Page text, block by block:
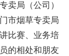
卖局（公司）
市烟草专卖局
比赛、业务培
的相处和朋友